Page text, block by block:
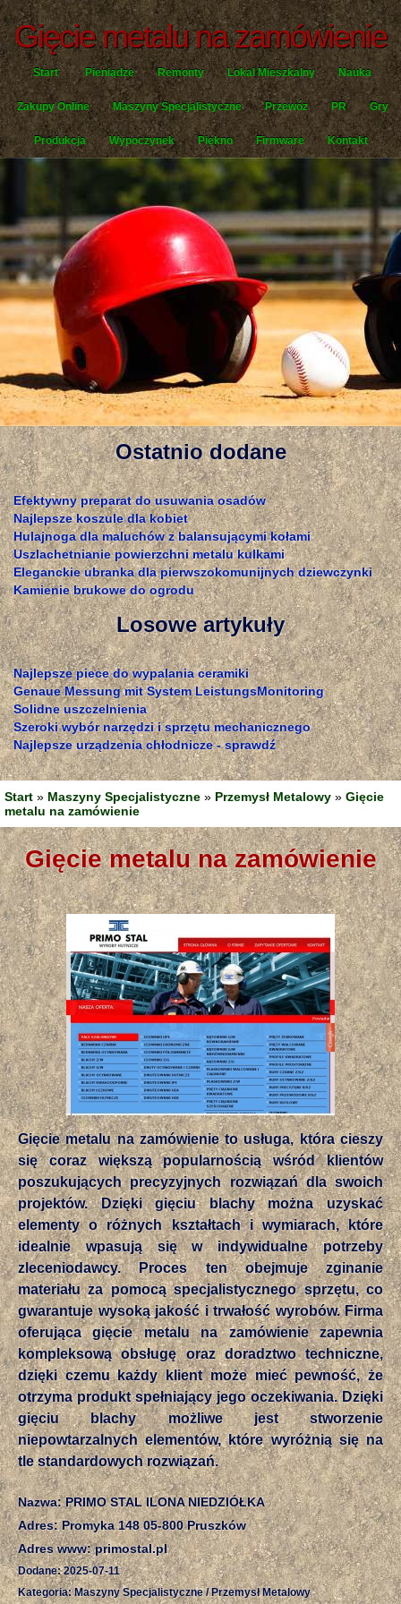
Gięcie metalu na zamówienie
Start Pieniądze Remonty Lokal Mieszkalny Nauka
Zakupy Online Maszyny Specjalistyczne Przewóz PR Gry
Produkcja Wypoczynek Piękno Firmware Kontakt
Ostatnio dodane
Efektywny preparat do usuwania osadów
Najlepsze koszule dla kobiet
Hulajnoga dla maluchów z balansującymi kołami
Uszlachetnianie powierzchni metalu kulkami
Eleganckie ubranka dla pierwszokomunijnych dziewczynki
Kamienie brukowe do ogrodu
Losowe artykuły
Najlepsze piece do wypalania ceramiki
Genaue Messung mit System LeistungsMonitoring
Solidne uszczelnienia
Szeroki wybór narzędzi i sprzętu mechanicznego
Najlepsze urządzenia chłodnicze - sprawdź
Start » Maszyny Specjalistyczne » Przemysł Metalowy » Gięcie
metalu na zamówienie
Gięcie metalu na zamówienie
Gięcie metalu na zamówienie to usługa, która cieszy
się coraz większą popularnością wśród klientów
poszukujących precyzyjnych rozwiązań dla swoich
projektów. Dzięki gięciu blachy można uzyskać
elementy o różnych kształtach i wymiarach, które
idealnie wpasują się w indywidualne potrzeby
zleceniodawcy. Proces ten obejmuje zginanie
materiału za pomocą specjalistycznego sprzętu, co
gwarantuje wysoką jakość i trwałość wyrobów. Firma
oferująca gięcie metalu na zamówienie zapewnia
kompleksową obsługę oraz doradztwo techniczne,
dzięki czemu każdy klient może mieć pewność, że
otrzyma produkt spełniający jego oczekiwania. Dzięki
gięciu blachy możliwe jest stworzenie
niepowtarzalnych elementów, które wyróżnią się na
tle standardowych rozwiązań.
Nazwa: PRIMO STAL ILONA NIEDZIÓŁKA
Adres: Promyka 148 05-800 Pruszków
Adres www: primostal.pl
Dodane: 2025-07-11
Kategoria: Maszyny Specjalistyczne / Przemysł Metalowy